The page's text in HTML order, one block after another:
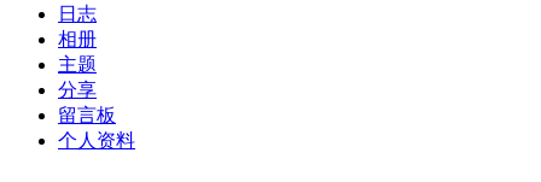
日志
相册
主题
分享
留言板
个人资料